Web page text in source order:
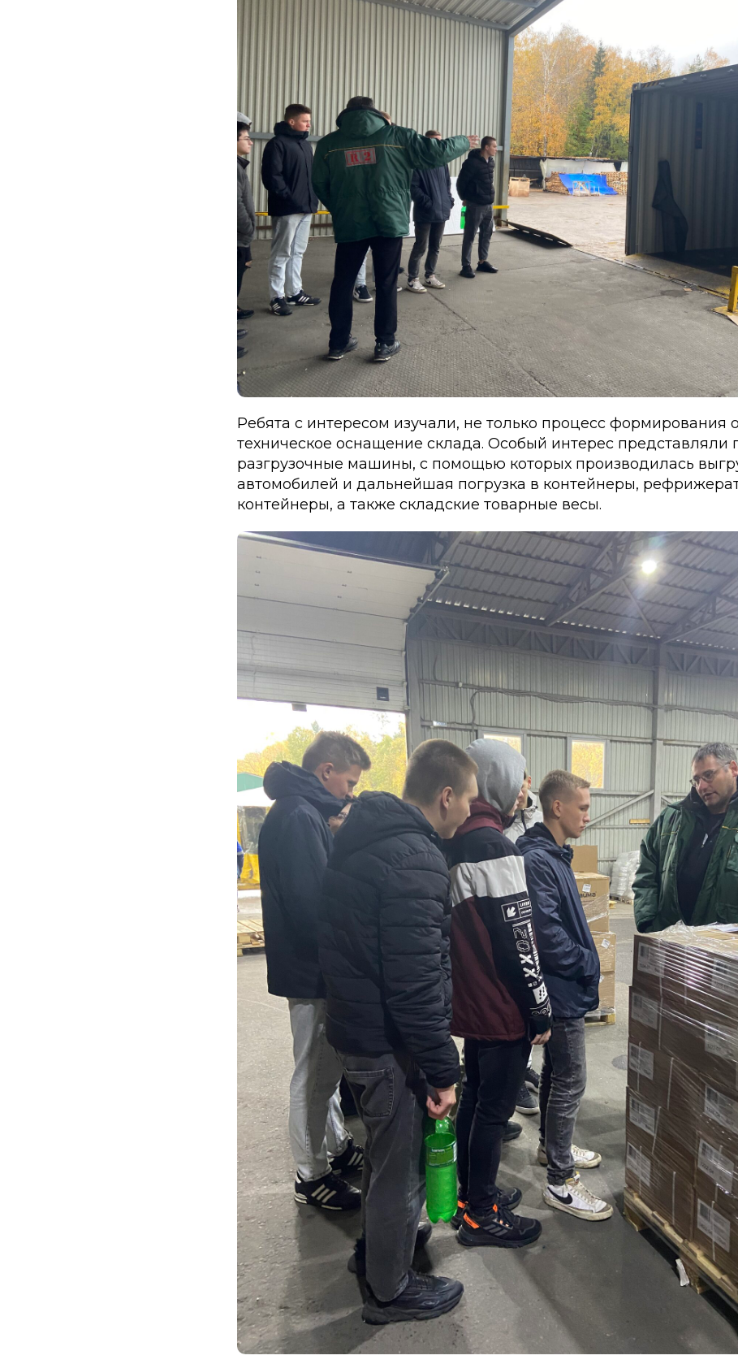
Ребята с интересом изучали, не только процесс формирования
техническое оснащение склада. Особый интерес представляли
разгрузочные машины, с помощью которых производилась
автомобилей и дальнейшая погрузка в контейнеры,
контейнеры, а также складские товарные весы.